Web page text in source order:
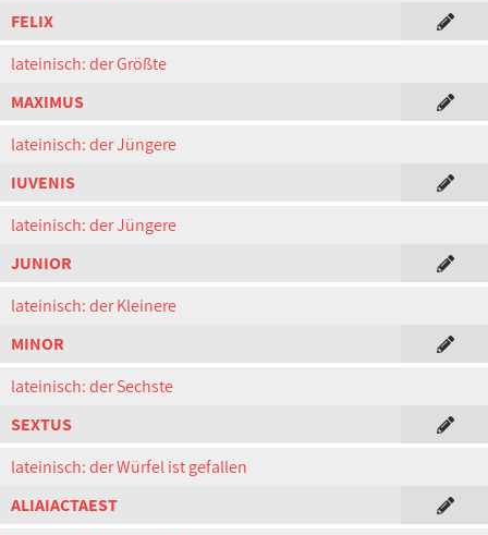
FELIX
lateinisch: der Größte
MAXIMUS
lateinisch: der Jüngere
IUVENIS
lateinisch: der Jüngere
JUNIOR
lateinisch: der Kleinere
MINOR
lateinisch: der Sechste
SEXTUS
lateinisch: der Würfel ist gefallen
ALIAIACTAEST